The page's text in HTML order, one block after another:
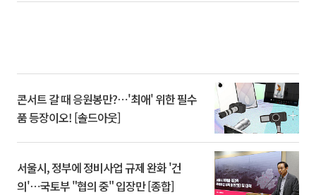
콘서트 갈 때 응원봉만?⋯'최애' 위한 필수
품 등장이오! [솔드아웃]
서울시, 정부에 정비사업 규제 완화 '건
의'⋯국토부 "협의 중" 입장만 [종합]